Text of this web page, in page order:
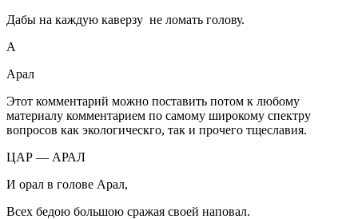
Дабы на каждую каверзу не ломать голову.
А
Арал
Этот комментарий можно поставить потом к любому
материалу комментарием по самому широкому спектру
вопросов как экологическго, так и прочего тщеславия.
ЦАР — АРАЛ
И орал в голове Арал,
Всех бедою большою сражая своей наповал.